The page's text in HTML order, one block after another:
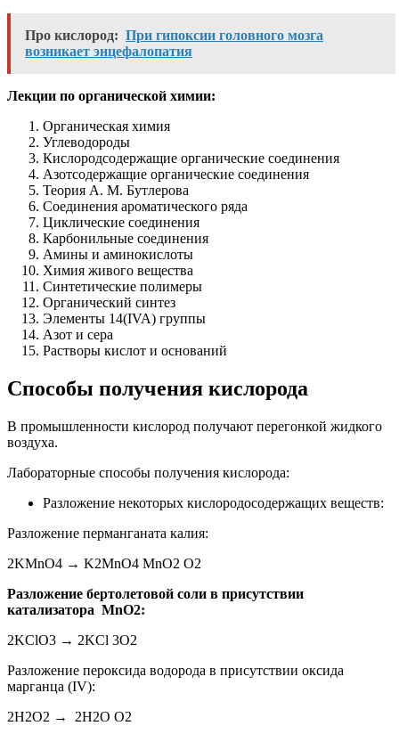
Про кислород: При гипоксии головного мозга
возникает энцефалопатия
Лекции по органической химии:
Органическая химия
Углеводороды
Кислородсодержащие органические соединения
Азотсодержащие органические соединения
Теория А. М. Бутлерова
Соединения ароматического ряда
Циклические соединения
Карбонильные соединения
Амины и аминокислоты
Химия живого вещества
Синтетические полимеры
Органический синтез
Элементы 14(IVA) группы
Азот и сера
Растворы кислот и оснований
Способы получения кислорода
В промышленности кислород получают перегонкой жидкого
воздуха.
Лабораторные способы получения кислорода:
Разложение некоторых кислородосодержащих веществ:
Разложение перманганата калия:
2KMnO4 → K2MnO4 MnO2 O2
Разложение бертолетовой соли в присутствии
катализатора MnO2:
2KClO3 → 2KCl 3O2
Разложение пероксида водорода в присутствии оксида
марганца (IV):
2H2O2 → 2H2O O2